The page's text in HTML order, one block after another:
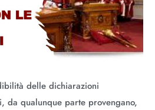
delle dichiarazioni
da qualunque parte provengano,